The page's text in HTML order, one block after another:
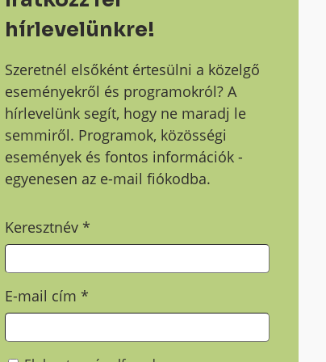
hírlevelünkre!
Szeretnél elsőként értesülni a közelgő
eseményekről és programokról? A
hírlevelünk segít, hogy ne maradj le
semmiről. Programok, közösségi
események és fontos információk -
egyenesen az e-mail fiókodba.
Keresztnév*
E-mail cím*